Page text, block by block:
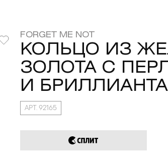
FORGET ME NOT
КОЛЬЦО ИЗ
ЗОЛОТА С
И
АРТ. 92165